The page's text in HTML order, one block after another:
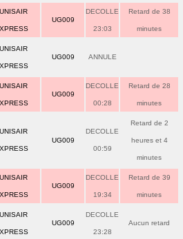
UG009
DECOLLE
23:03
Retard de 38
minutes
UG009 ANNULE
UG009
DECOLLE
00:28
Retard de 28
minutes
UG009
DECOLLE
00:59
Retard de 2
heures et 4
minutes
UG009
DECOLLE
19:34
Retard de 39
minutes
UG009
DECOLLE
23:28
Aucun retard